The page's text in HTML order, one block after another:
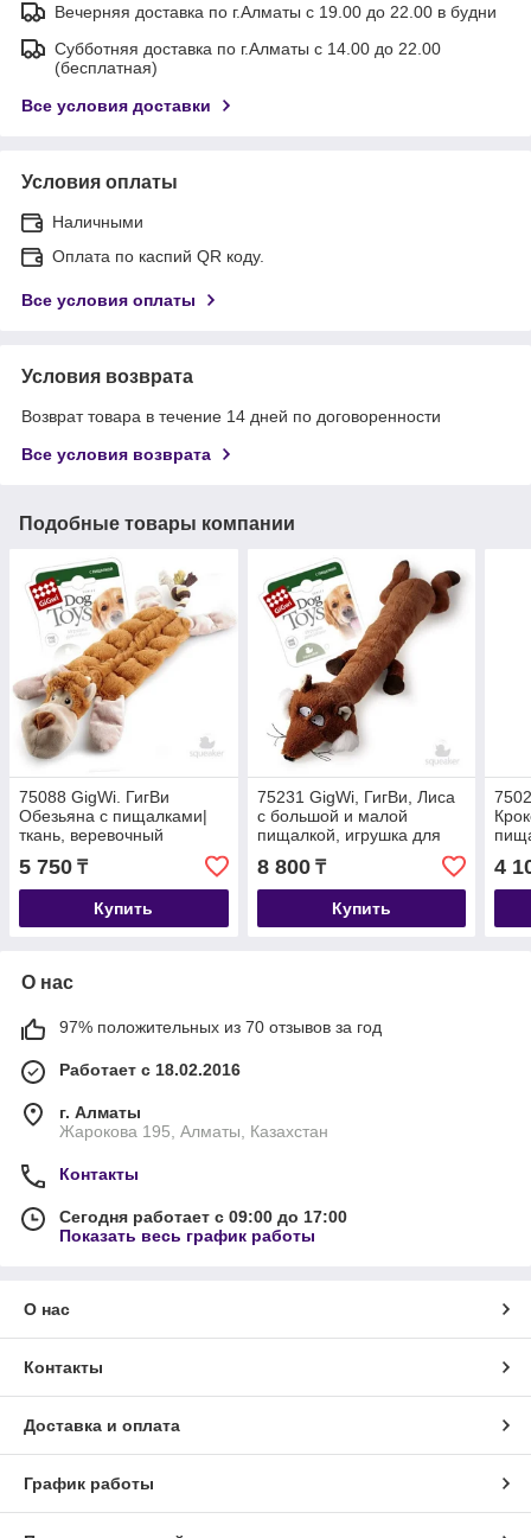
Вечерняя доставка по г.Алматы с 19.00 до 22.00 в будни
Субботняя доставка по г.Алматы с 14.00 до 22.00
(бесплатная)
Все условия доставки
Условия оплаты
Наличными
Оплата по каспий QR коду.
Все условия оплаты
Условия возврата
Возврат товара в течение 14 дней по договоренности
Все условия возврата
Подобные товары компании
75088 GigWi. ГигВи
Обезьяна с пищалками|
ткань, веревочный
материал, игрушка для
собак, 34см.
5 750 ₸
Купить
75231 GigWi, ГигВи, Лиса
с большой и малой
пищалкой, игрушка для
собак, 62см.
8 800₸
Купить
4
О нас
97% положительных из 70 отзывов за год
Работает с 18.02.2016
г. Алматы
Жарокова 195, Алматы, Казахстан
Контакты
Сегодня работает с 09:00 до 17:00
Показать весь график работы
О нас
Контакты
Доставка и оплата
График работы